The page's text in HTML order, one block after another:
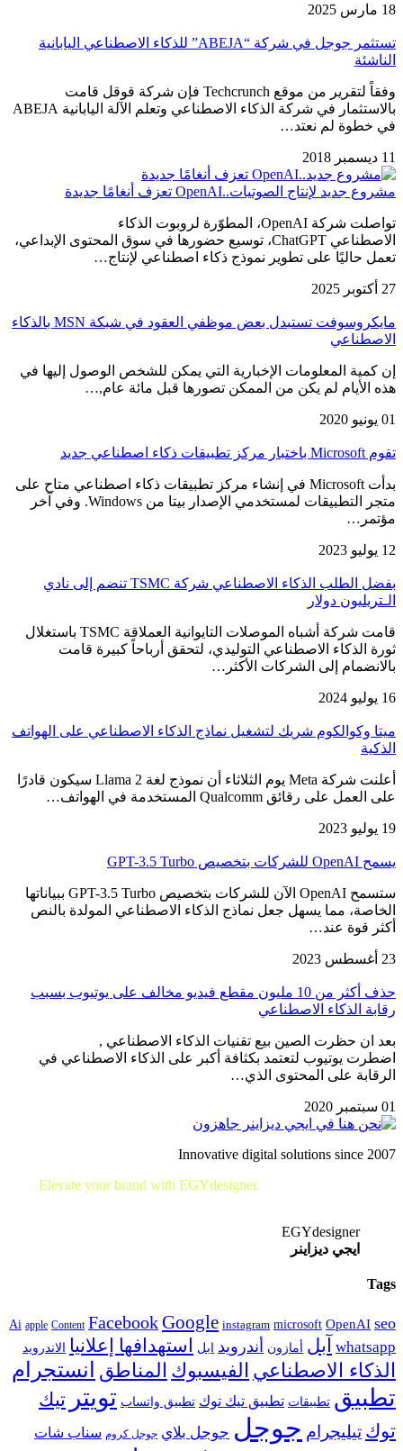
18 مارس 2025
تستثمر جوجل في شركة “ABEJA” للذكاء الاصطناعي اليابانية
الناشئة
وفقاً لتقرير من موقع Techcrunch فإن شركة قوقل قامت
بالاستثمار في شركة الذكاء الاصطناعي وتعلم الآلة اليابانية ABEJA
في خطوة لم نعتد…
11 ديسمبر 2018
مشروع جديد لإنتاج الصوتيات..OpenAI تعزف أنغامًا جديدة
تواصلت شركة OpenAI، المطوّرة لروبوت الذكاء
الاصطناعي ChatGPT، توسيع حضورها في سوق المحتوى الإبداعي،
تعمل حاليًا على تطوير نموذج ذكاء اصطناعي لإنتاج…
27 أكتوبر 2025
مايكروسوفت تستبدل بعض موظفي العقود في شبكة MSN بالذكاء
الاصطناعي
إن كمية المعلومات الإخبارية التي يمكن للشخص الوصول إليها في
هذه الأيام لم يكن من الممكن تصورها قبل مائة عام,…
01 يونيو 2020
تقوم Microsoft باختبار مركز تطبيقات ذكاء اصطناعي جديد
بدأت Microsoft في إنشاء مركز تطبيقات ذكاء اصطناعي متاح على
متجر التطبيقات لمستخدمي الإصدار بيتا من Windows. وفي آخر
مؤتمر…
12 يوليو 2023
بفضل الطلب الذكاء الاصطناعي شركة TSMC تنضم إلى نادي
الـتريليون دولار
قامت شركة أشباه الموصلات التايوانية العملاقة TSMC باستغلال
ثورة الذكاء الاصطناعي التوليدي، لتحقق أرباحاً كبيرة قامت
بالانضمام إلى الشركات الأكثر…
16 يوليو 2024
ميتا وكوالكوم شريك لتشغيل نماذج الذكاء الاصطناعي على الهواتف
الذكية
أعلنت شركة Meta يوم الثلاثاء أن نموذج لغة Llama 2 سيكون قادرًا
على العمل على رقائق Qualcomm المستخدمة في الهواتف…
19 يوليو 2023
يسمح OpenAI للشركات بتخصيص GPT-3.5 Turbo
ستسمح OpenAI الآن للشركات بتخصيص GPT-3.5 Turbo ببياناتها
الخاصة، مما يسهل جعل نماذج الذكاء الاصطناعي المولدة بالنص
أكثر قوة عند…
23 أغسطس 2023
حذف أكثر من 10 مليون مقطع فيديو مخالف على يوتيوب بسبب
رقابة الذكاء الاصطناعي
بعد ان حظرت الصين بيع تقنيات الذكاء الاصطناعي ,
اضطرت يوتيوب لتعتمد بكثافة أكبر على الذكاء الاصطناعي في
الرقابة على المحتوى الذي…
01 سبتمبر 2020
Innovative digital solutions since 2007
Elevate your brand with EGYdesigner.
EGYdesigner
ايجي ديزاينر
Tags
Ai apple Content FacebookGoogle instagram microsoft OpenAI seo
whatsapp آبل أمازون أندرويد ابل استهدافها إعلانيا الاندرويد
الذكاء الاصطناعي الفيسبوك المناطق انستجرام
تطبيق تطبيقات تطبيق تيك توك تطبيق واتساب تويتر تيك
توك تيليجرام جوجل جوجل بلاي جوجل كروم سناب شات